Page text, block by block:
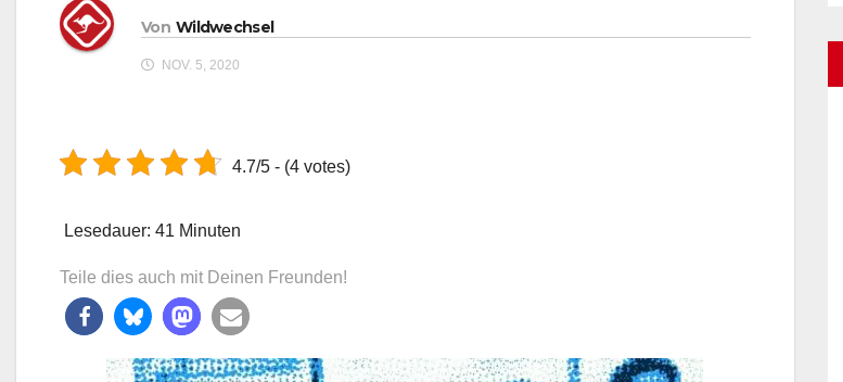
Von Wildwechsel
NOV. 5, 2020
4.7/5 - (4 votes)
Lesedauer: 41 Minuten
Teile dies auch mit Deinen Freunden!